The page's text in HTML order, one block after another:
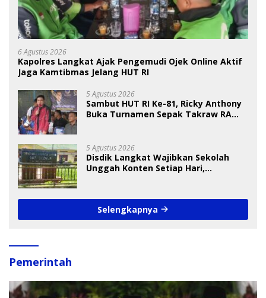
6 Agustus 2026
Kapolres Langkat Ajak Pengemudi Ojek Online Aktif
Jaga Kamtibmas Jelang HUT RI
5 Agustus 2026
Sambut HUT RI Ke-81, Ricky Anthony
Buka Turnamen Sepak Takraw RA
5 Agustus 2026
Disdik Langkat Wajibkan Sekolah
Unggah Konten Setiap Hari,
Selengkapnya
Pemerintah